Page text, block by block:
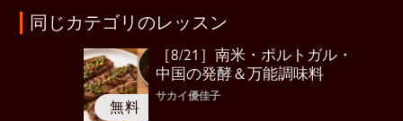
同じカテゴリのレッスン
［8/21］南米・ポルトガル・
中国の発酵＆万能調味料
サカイ優佳子